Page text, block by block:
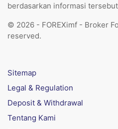
berdasarkan informasi tersebut
© 2026 - FOREXimf - Broker
reserved.
Sitemap
Legal & Regulation
Deposit & Withdrawal
Tentang Kami